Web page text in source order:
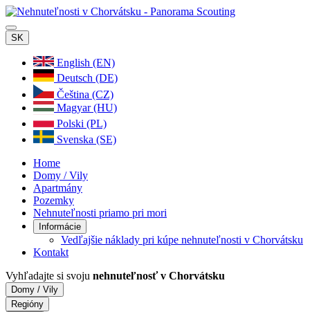
SK
English (EN)
Deutsch (DE)
Čeština (CZ)
Magyar (HU)
Polski (PL)
Svenska (SE)
Home
Domy / Vily
Apartmány
Pozemky
Nehnuteľnosti priamo pri mori
Informácie
Vedľajšie náklady pri kúpe nehnuteľnosti v Chorvátsku
Kontakt
Vyhľadajte si svoju nehnuteľnosť v Chorvátsku
Domy / Vily
Regióny